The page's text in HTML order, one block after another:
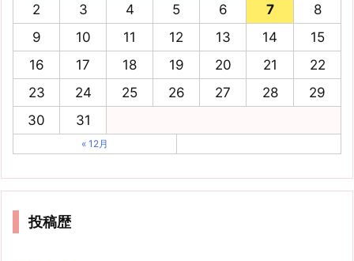
2
3 4 5 6 7
8
9
10 11 12 13 14
15
16
17 18 19 20 21
22
23
24 25 26 27 28
29
30
31
« 12月
投稿歴